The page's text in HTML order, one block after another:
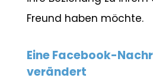
Freund haben möchte.
Eine Facebook-
verändert